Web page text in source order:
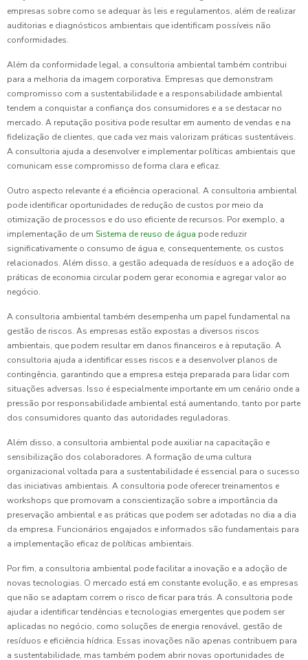
empresas sobre como se adequar às leis e regulamentos, além de realizar
auditorias e diagnósticos ambientais que identificam possíveis não
conformidades.
Além da conformidade legal, a consultoria ambiental também contribui
para a melhoria da imagem corporativa. Empresas que demonstram
compromisso com a sustentabilidade e a responsabilidade ambiental
tendem a conquistar a confiança dos consumidores e a se destacar no
mercado. A reputação positiva pode resultar em aumento de vendas e na
fidelização de clientes, que cada vez mais valorizam práticas sustentáveis.
A consultoria ajuda a desenvolver e implementar políticas ambientais que
comunicam esse compromisso de forma clara e eficaz.
Outro aspecto relevante é a eficiência operacional. A consultoria ambiental
pode identificar oportunidades de redução de custos por meio da
otimização de processos e do uso eficiente de recursos. Por exemplo, a
implementação de um Sistema de reuso de água pode reduzir
significativamente o consumo de água e, consequentemente, os custos
relacionados. Além disso, a gestão adequada de resíduos e a adoção de
práticas de economia circular podem gerar economia e agregar valor ao
negócio.
A consultoria ambiental também desempenha um papel fundamental na
gestão de riscos. As empresas estão expostas a diversos riscos
ambientais, que podem resultar em danos financeiros e à reputação. A
consultoria ajuda a identificar esses riscos e a desenvolver planos de
contingência, garantindo que a empresa esteja preparada para lidar com
situações adversas. Isso é especialmente importante em um cenário onde a
pressão por responsabilidade ambiental está aumentando, tanto por parte
dos consumidores quanto das autoridades reguladoras.
Além disso, a consultoria ambiental pode auxiliar na capacitação e
sensibilização dos colaboradores. A formação de uma cultura
organizacional voltada para a sustentabilidade é essencial para o sucesso
das iniciativas ambientais. A consultoria pode oferecer treinamentos e
workshops que promovam a conscientização sobre a importância da
preservação ambiental e as práticas que podem ser adotadas no dia a dia
da empresa. Funcionários engajados e informados são fundamentais para
a implementação eficaz de políticas ambientais.
Por fim, a consultoria ambiental pode facilitar a inovação e a adoção de
novas tecnologias. O mercado está em constante evolução, e as empresas
que não se adaptam correm o risco de ficar para trás. A consultoria pode
ajudar a identificar tendências e tecnologias emergentes que podem ser
aplicadas no negócio, como soluções de energia renovável, gestão de
resíduos e eficiência hídrica. Essas inovações não apenas contribuem para
a sustentabilidade, mas também podem abrir novas oportunidades de